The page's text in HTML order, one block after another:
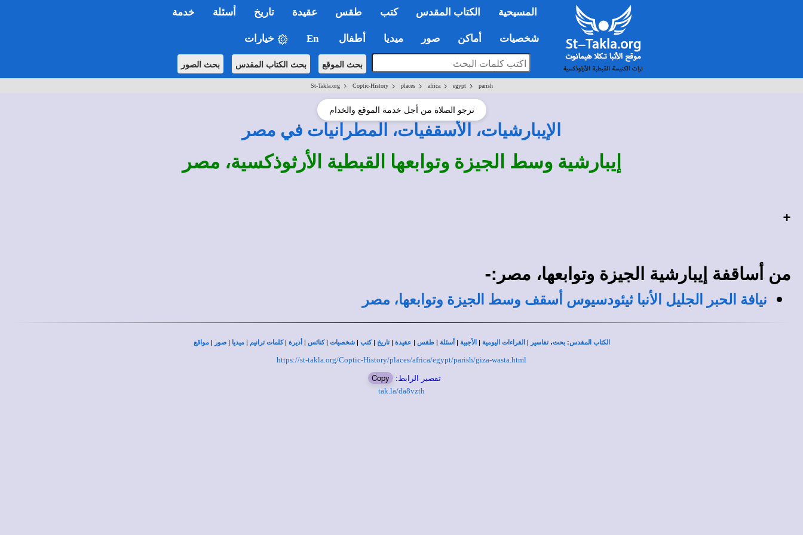
المسيحية الكتاب المقدس كتب طقس عقيدة تاريخ أسئلة خدمة
شخصيات أماكن صور ميديا أطفال En خيارات
بحث الموقع بحث الكتاب المقدس بحث الصور
St-Takla.org> Coptic-History> places> africa> egypt> parish
نرجو الصلاة من أجل خدمة الموقع والخدام
الإيبارشيات، الأسقفيات، المطرانيات في مصر
إيبارشية وسط الجيزة وتوابعها القبطية الأرثوذكسية، مصر
+
من أساقفة إيبارشية الجيزة وتوابعها، مصر:-
نيافة الحبر الجليل الأنبا ثيئودسيوس أسقف وسط الجيزة وتوابعها، مصر
الكتاب المقدس:بحث،تفاسير | القراءات اليومية | الأجبية | أسئلة |طقس | عقيدة |تاريخ |كتب |شخصيات |كنائس | أديرة |كلمات ترانيم |ميديا |صور |مواقع
https://st-takla.org/Coptic-History/places/africa/egypt/parish/giza-wasta.html
تقصير الرابط: Copy
tak.la/da8vzth